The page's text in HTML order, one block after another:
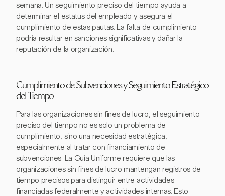
semana. Un seguimiento preciso del tiempo ayuda a
determinar el estatus del empleado y asegura el
cumplimiento de estas pautas. La falta de cumplimiento
podría resultar en sanciones significativas y dañar la
reputación de la organización.
Cumplimiento de Subvenciones y Seguimiento Estratégico
del Tiempo
Para las organizaciones sin fines de lucro, el seguimiento
preciso del tiempo no es solo un problema de
cumplimiento, sino una necesidad estratégica,
especialmente al tratar con financiamiento de
subvenciones. La Guía Uniforme requiere que las
organizaciones sin fines de lucro mantengan registros de
tiempo precisos para distinguir entre actividades
financiadas federalmente y actividades internas. Esto